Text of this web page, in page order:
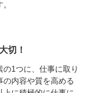
切！
1つに、仕事に取り
内容や質を高める